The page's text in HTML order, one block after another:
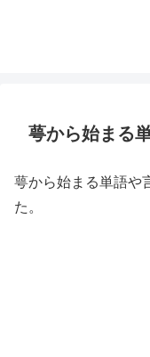
萼から始まる
萼から始まる単語や
た。